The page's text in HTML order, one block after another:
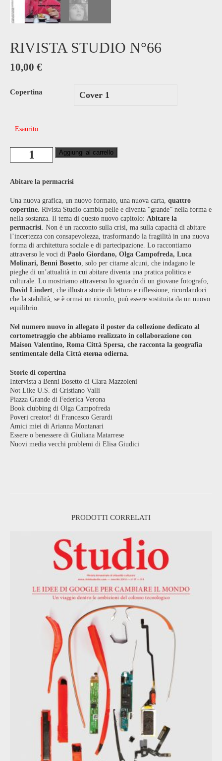
RIVISTA STUDIO N°66
10,00 €
Abitare la permacrisi
Una nuova grafica, un nuovo formato, una nuova carta, quattro
copertine . Rivista Studio cambia pelle e diventa “grande” nella forma e
nella sostanza. Il tema di questo nuovo capitolo: Abitare la
permacrisi . Non è un racconto sulla crisi, ma sulla capacità di abitare
l’incertezza con consapevolezza, trasformando la fragilità in una nuova
forma di architettura sociale e di partecipazione. Lo raccontiamo
attraverso le voci di Paolo Giordano, Olga Campofreda, Luca
Molinari, Benni Bosetto , solo per citarne alcuni, che indagano le
pieghe di un’attualità in cui abitare diventa una pratica politica e
culturale. Lo mostriamo attraverso lo sguardo di un giovane fotografo,
David Lindert , che illustra storie di lettura e riflessione, ricordandoci
che la stabilità, se è ormai un ricordo, può essere sostituita da un nuovo
equilibrio.
Nel numero nuovo in allegato il poster da collezione dedicato al
cortometraggio che abbiamo realizzato in collaborazione con
Maison Valentino, Roma Città Spersa, che racconta la geografia
sentimentale della Città eterna odierna.
Storie di copertina
Intervista a Benni Bosetto di Clara Mazzoleni
Not Like U.S. di Cristiano Valli
Piazza Grande di Federica Verona
Book clubbing di Olga Campofreda
Poveri creator! di Francesco Gerardi
Amici miei di Arianna Montanari
Essere o benessere di Giuliana Matarrese
Nuovi media vecchi problemi di Elisa Giudici
Copertina
Esaurito
Rivista
N°66
Aggiungi al carrello
PRODOTTI CORRELATI